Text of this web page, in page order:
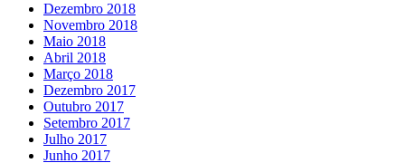
Dezembro 2018
Novembro 2018
Maio 2018
Abril 2018
Março 2018
Dezembro 2017
Outubro 2017
Setembro 2017
Julho 2017
Junho 2017